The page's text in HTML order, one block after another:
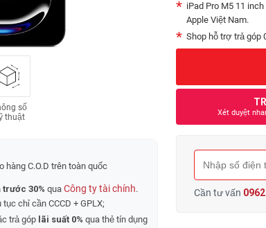
số
thuật
hàng C.O.D trên toàn quốc
trước 30% qua Công ty tài chính.
tục chỉ cần CCCD + GPLX;
trả góp lãi suất 0% qua thẻ tín dụng
iPad Pro M5 11
Apple Việt Nam.
Shop hỗ trợ trả góp
Xét duyệt
Cần tư vấn